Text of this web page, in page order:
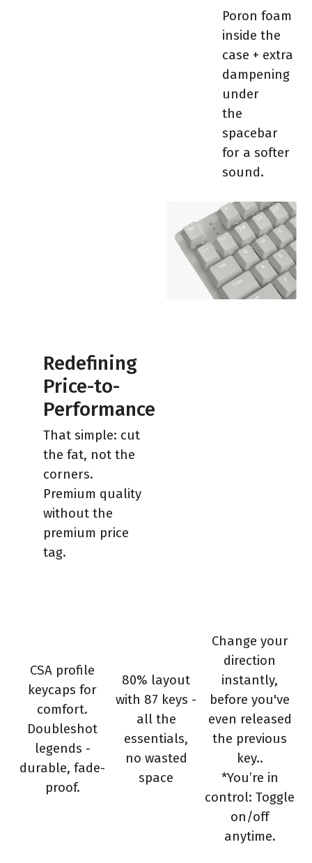
Poron foam
inside the
case + extra
dampening
under
the
spacebar
for a softer
sound.
Redefining
Price-to-
Performance
That simple: cut
the fat, not the
corners.
Premium quality
without the
premium price
tag.
CSA profile
keycaps for
comfort.
Doubleshot
legends -
durable, fade-
proof.
80% layout
with 87 keys -
all the
essentials,
no wasted
space
Change your
direction
instantly,
before you've
even released
the previous
key..
*You’re in
control: Toggle
on/off
anytime.